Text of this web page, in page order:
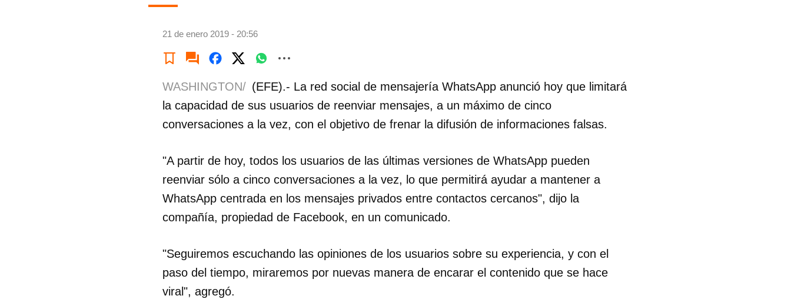
21 de enero 2019 - 20:56
WASHINGTON/ (EFE).- La red social de mensajería WhatsApp anunció hoy que limitará
la capacidad de sus usuarios de reenviar mensajes, a un máximo de cinco
conversaciones a la vez, con el objetivo de frenar la difusión de informaciones falsas.
"A partir de hoy, todos los usuarios de las últimas versiones de WhatsApp pueden
reenviar sólo a cinco conversaciones a la vez, lo que permitirá ayudar a mantener a
WhatsApp centrada en los mensajes privados entre contactos cercanos", dijo la
compañía, propiedad de Facebook, en un comunicado.
"Seguiremos escuchando las opiniones de los usuarios sobre su experiencia, y con el
paso del tiempo, miraremos por nuevas manera de encarar el contenido que se hace
viral", agregó.